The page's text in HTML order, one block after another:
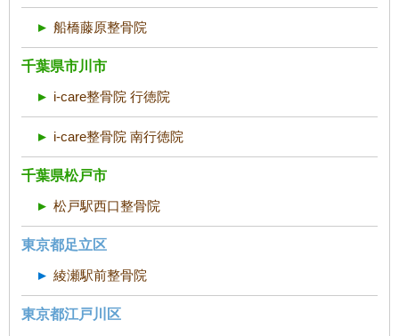
船橋藤原整骨院
千葉県市川市
i-care整骨院 行徳院
i-care整骨院 南行徳院
千葉県松戸市
松戸駅西口整骨院
東京都足立区
綾瀬駅前整骨院
東京都江戸川区